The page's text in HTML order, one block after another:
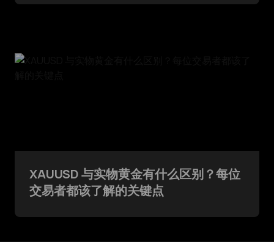
XAUUSD 与实物黄金有什么区别？每位
交易者都该了解的关键点